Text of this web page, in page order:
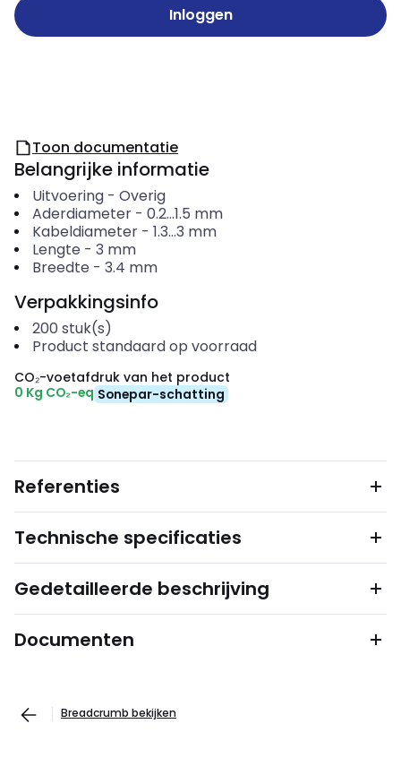
Inloggen
Toon documentatie
Belangrijke informatie
Uitvoering- Overig
Aderdiameter- 0.2...1.5 mm
Kabeldiameter- 1.3...3 mm
Lengte - 3 mm
Breedte - 3.4 mm
Verpakkingsinfo
200 stuk(s)
Product standaard op voorraad
CO₂-voetafdruk van het product
0 Kg CO₂-eq Sonepar-schatting
Referenties
Technische specificaties
Gedetailleerde beschrijving
Documenten
Breadcrumb bekijken